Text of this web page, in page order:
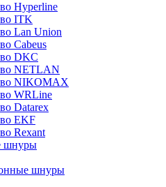
Hyperline
ITK
Lan Union
Cabeus
DKC
NETLAN
NIKOMAX
WRLine
Datarex
EKF
Rexant
шнуры
шнуры